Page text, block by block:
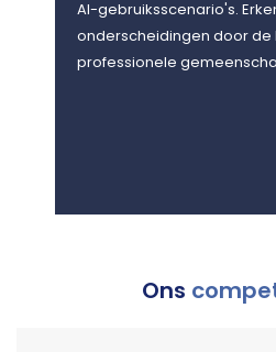
AI-gebruiksscenario's.
onderscheidingen door de
professionele
Ons